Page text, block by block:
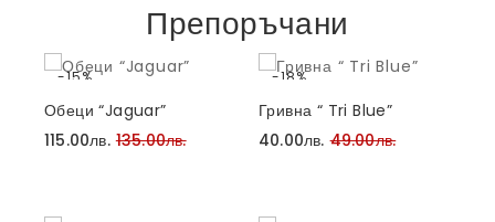
Препоръчани
-15%
Обеци “Jaguar”
115.00лв. 135.00лв.
-18%
Гривна “ Tri Blue”
40.00лв. 49.00лв.